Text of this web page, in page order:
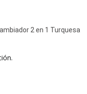
2 en 1 Turquesa